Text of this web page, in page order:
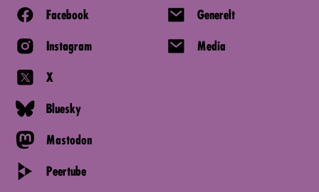
Facebook
Instagram
X
Bluesky
Mastodon
Peertube
Generelt
Media